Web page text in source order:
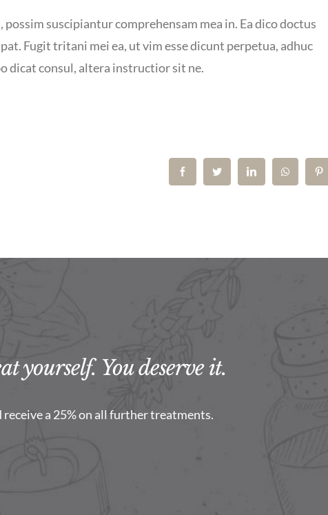
suscipiantur comprehensam mea in. Ea dico doctus
Fugit tritani mei ea, ut vim esse dicunt perpetua, adhuc
dicat consul, altera instructior sit ne.
yourself. You deserve it.
a 25% on all further treatments.